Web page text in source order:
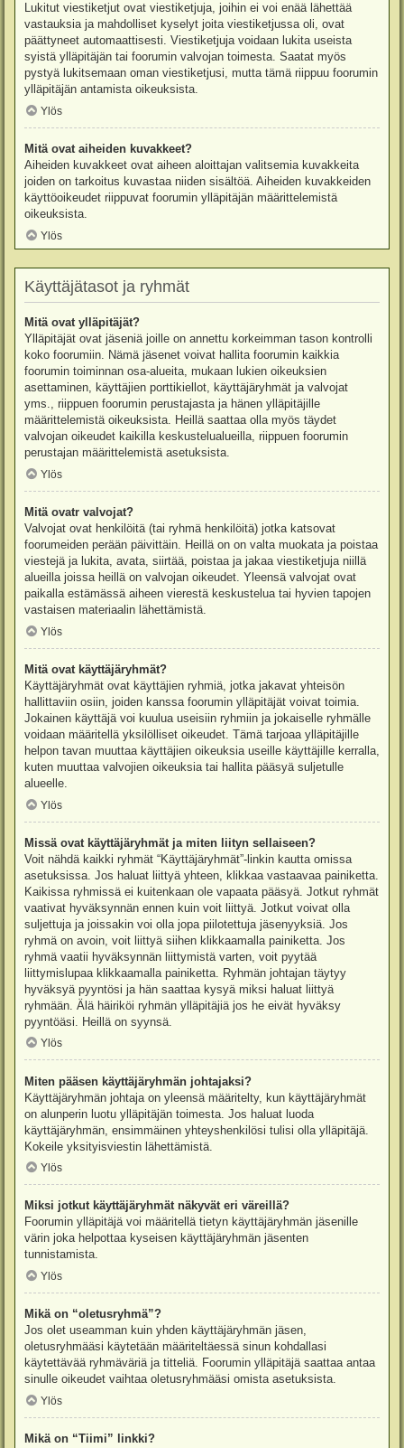
Lukitut viestiketjut ovat viestiketjuja, joihin ei voi enää lähettää
vastauksia ja mahdolliset kyselyt joita viestiketjussa oli, ovat
päättyneet automaattisesti. Viestiketjuja voidaan lukita useista
syistä ylläpitäjän tai foorumin valvojan toimesta. Saatat myös
pystyä lukitsemaan oman viestiketjusi, mutta tämä riippuu foorumin
ylläpitäjän antamista oikeuksista.
Ylös
Mitä ovat aiheiden kuvakkeet?
Aiheiden kuvakkeet ovat aiheen aloittajan valitsemia kuvakkeita
joiden on tarkoitus kuvastaa niiden sisältöä. Aiheiden kuvakkeiden
käyttöoikeudet riippuvat foorumin ylläpitäjän määrittelemistä
oikeuksista.
Ylös
Käyttäjätasot ja ryhmät
Mitä ovat ylläpitäjät?
Ylläpitäjät ovat jäseniä joille on annettu korkeimman tason kontrolli
koko foorumiin. Nämä jäsenet voivat hallita foorumin kaikkia
foorumin toiminnan osa-alueita, mukaan lukien oikeuksien
asettaminen, käyttäjien porttikiellot, käyttäjäryhmät ja valvojat
yms., riippuen foorumin perustajasta ja hänen ylläpitäjille
määrittelemistä oikeuksista. Heillä saattaa olla myös täydet
valvojan oikeudet kaikilla keskustelualueilla, riippuen foorumin
perustajan määrittelemistä asetuksista.
Ylös
Mitä ovatr valvojat?
Valvojat ovat henkilöitä (tai ryhmä henkilöitä) jotka katsovat
foorumeiden perään päivittäin. Heillä on on valta muokata ja poistaa
viestejä ja lukita, avata, siirtää, poistaa ja jakaa viestiketjuja niillä
alueilla joissa heillä on valvojan oikeudet. Yleensä valvojat ovat
paikalla estämässä aiheen vierestä keskustelua tai hyvien tapojen
vastaisen materiaalin lähettämistä.
Ylös
Mitä ovat käyttäjäryhmät?
Käyttäjäryhmät ovat käyttäjien ryhmiä, jotka jakavat yhteisön
hallittaviin osiin, joiden kanssa foorumin ylläpitäjät voivat toimia.
Jokainen käyttäjä voi kuulua useisiin ryhmiin ja jokaiselle ryhmälle
voidaan määritellä yksilölliset oikeudet. Tämä tarjoaa ylläpitäjille
helpon tavan muuttaa käyttäjien oikeuksia useille käyttäjille kerralla,
kuten muuttaa valvojien oikeuksia tai hallita pääsyä suljetulle
alueelle.
Ylös
Missä ovat käyttäjäryhmät ja miten liityn sellaiseen?
Voit nähdä kaikki ryhmät “Käyttäjäryhmät”-linkin kautta omissa
asetuksissa. Jos haluat liittyä yhteen, klikkaa vastaavaa painiketta.
Kaikissa ryhmissä ei kuitenkaan ole vapaata pääsyä. Jotkut ryhmät
vaativat hyväksynnän ennen kuin voit liittyä. Jotkut voivat olla
suljettuja ja joissakin voi olla jopa piilotettuja jäsenyyksiä. Jos
ryhmä on avoin, voit liittyä siihen klikkaamalla painiketta. Jos
ryhmä vaatii hyväksynnän liittymistä varten, voit pyytää
liittymislupaa klikkaamalla painiketta. Ryhmän johtajan täytyy
hyväksyä pyyntösi ja hän saattaa kysyä miksi haluat liittyä
ryhmään. Älä häiriköi ryhmän ylläpitäjiä jos he eivät hyväksy
pyyntöäsi. Heillä on syynsä.
Ylös
Miten pääsen käyttäjäryhmän johtajaksi?
Käyttäjäryhmän johtaja on yleensä määritelty, kun käyttäjäryhmät
on alunperin luotu ylläpitäjän toimesta. Jos haluat luoda
käyttäjäryhmän, ensimmäinen yhteyshenkilösi tulisi olla ylläpitäjä.
Kokeile yksityisviestin lähettämistä.
Ylös
Miksi jotkut käyttäjäryhmät näkyvät eri väreillä?
Foorumin ylläpitäjä voi määritellä tietyn käyttäjäryhmän jäsenille
värin joka helpottaa kyseisen käyttäjäryhmän jäsenten
tunnistamista.
Ylös
Mikä on “oletusryhmä”?
Jos olet useamman kuin yhden käyttäjäryhmän jäsen,
oletusryhmääsi käytetään määriteltäessä sinun kohdallasi
käytettävää ryhmäväriä ja titteliä. Foorumin ylläpitäjä saattaa antaa
sinulle oikeudet vaihtaa oletusryhmääsi omista asetuksista.
Ylös
Mikä on “Tiimi” linkki?